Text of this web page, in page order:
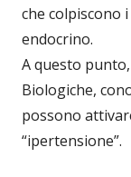
che colpiscono
endocrino.
A questo
Biologiche,
possono
“ipertensione”.